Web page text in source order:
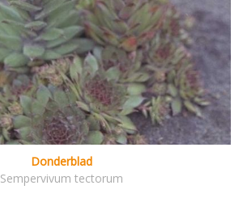
Donderblad
Sempervivum tectorum